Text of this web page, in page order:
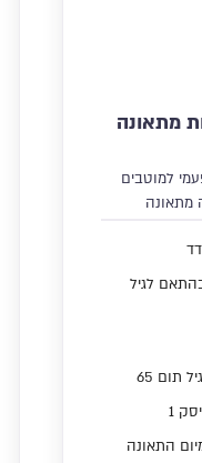
מתאונה
למוטבים
מתאונה
לגיל
1